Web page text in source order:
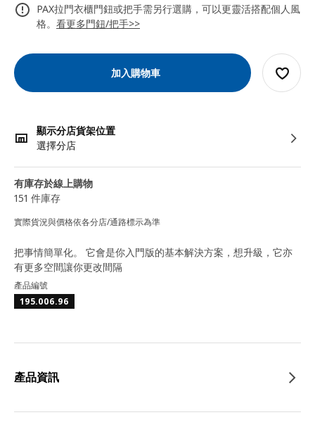
PAX拉門衣櫃門鈕或把手需另行選購，可以更靈活搭配個人風
格。 看更多門鈕/把手>>
加入購物車
顯示分店貨架位置
選擇分店
有庫存於線上購物
151 件庫存
實際貨況與價格依各分店/通路標示為準
把事情簡單化。 它會是你入門版的基本解決方案，想升級，它亦
有更多空間讓你更改間隔
產品編號
195.006.96
產品資訊